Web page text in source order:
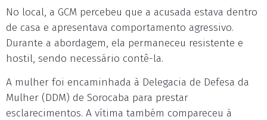
No local, a GCM percebeu que a acusada estava dentro
de casa e apresentava comportamento agressivo.
Durante a abordagem, ela permaneceu resistente e
hostil, sendo necessário contê-la.
A mulher foi encaminhada à Delegacia de Defesa da
Mulher (DDM) de Sorocaba para prestar
esclarecimentos. A vítima também compareceu à